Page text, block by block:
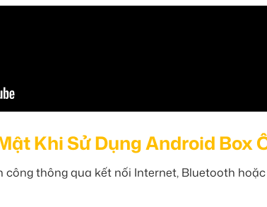
Khi Sử Dụng Android Box
công thông qua kết nối Internet, Bluetooth